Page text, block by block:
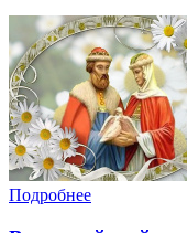
Подробнее